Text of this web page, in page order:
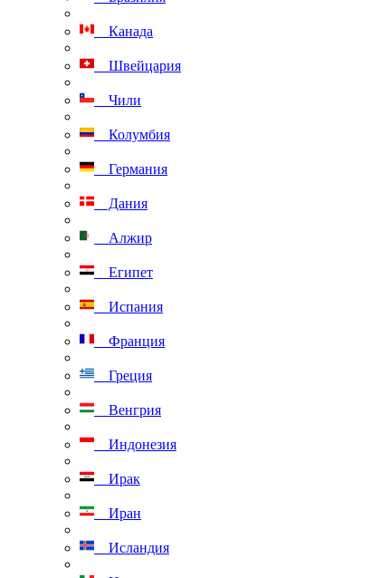
Канада
Швейцария
Чили
Колумбия
Германия
Дания
Алжир
Египет
Испания
Франция
Греция
Венгрия
Индонезия
Ирак
Иран
Исландия